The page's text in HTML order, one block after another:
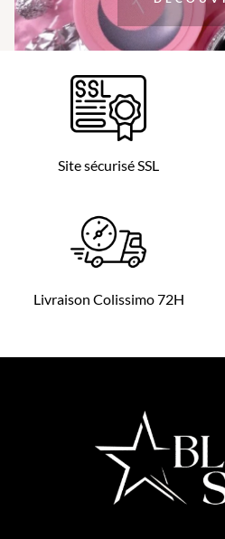
Site sécurisé SSL
Livraison Colissimo 72H